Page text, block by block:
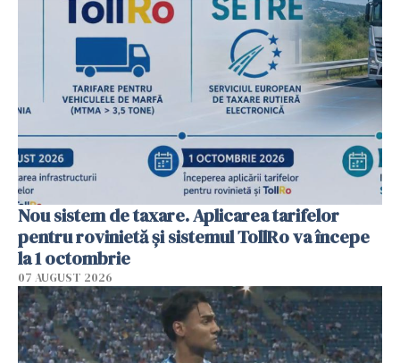
Nou sistem de taxare. Aplicarea tarifelor
pentru rovinietă şi sistemul TollRo va începe
la 1 octombrie
07 AUGUST 2026